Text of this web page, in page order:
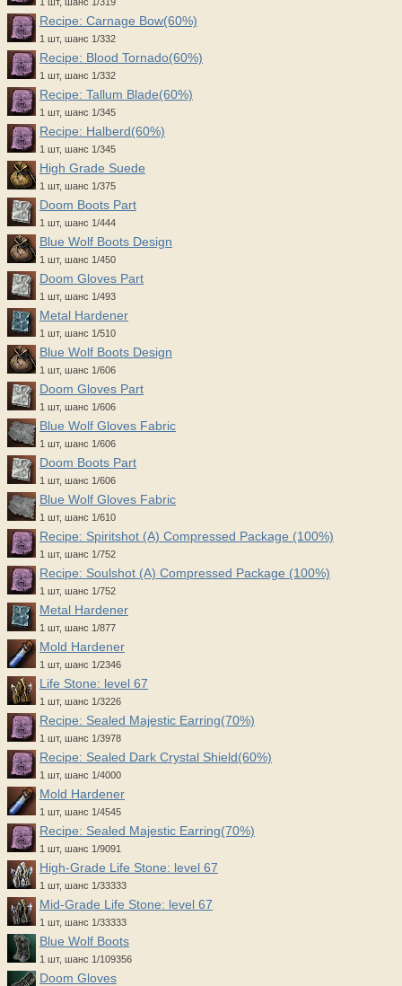
Recipe: Carnage Bow(60%)
1 шт, шанс 1/332
Recipe: Blood Tornado(60%)
1 шт, шанс 1/332
Recipe: Tallum Blade(60%)
1 шт, шанс 1/345
Recipe: Halberd(60%)
1 шт, шанс 1/345
High Grade Suede
1 шт, шанс 1/375
Doom Boots Part
1 шт, шанс 1/444
Blue Wolf Boots Design
1 шт, шанс 1/450
Doom Gloves Part
1 шт, шанс 1/493
Metal Hardener
1 шт, шанс 1/510
Blue Wolf Boots Design
1 шт, шанс 1/606
Doom Gloves Part
1 шт, шанс 1/606
Blue Wolf Gloves Fabric
1 шт, шанс 1/606
Doom Boots Part
1 шт, шанс 1/606
Blue Wolf Gloves Fabric
1 шт, шанс 1/610
Recipe: Spiritshot (A) Compressed Package (100%)
1 шт, шанс 1/752
Recipe: Soulshot (A) Compressed Package (100%)
1 шт, шанс 1/752
Metal Hardener
1 шт, шанс 1/877
Mold Hardener
1 шт, шанс 1/2346
Life Stone: level 67
1 шт, шанс 1/3226
Recipe: Sealed Majestic Earring(70%)
1 шт, шанс 1/3978
Recipe: Sealed Dark Crystal Shield(60%)
1 шт, шанс 1/4000
Mold Hardener
1 шт, шанс 1/4545
Recipe: Sealed Majestic Earring(70%)
1 шт, шанс 1/9091
High-Grade Life Stone: level 67
1 шт, шанс 1/33333
Mid-Grade Life Stone: level 67
1 шт, шанс 1/33333
Blue Wolf Boots
1 шт, шанс 1/109356
Doom Gloves